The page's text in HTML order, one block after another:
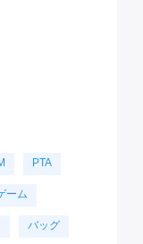
PTA
ーム
バッグ